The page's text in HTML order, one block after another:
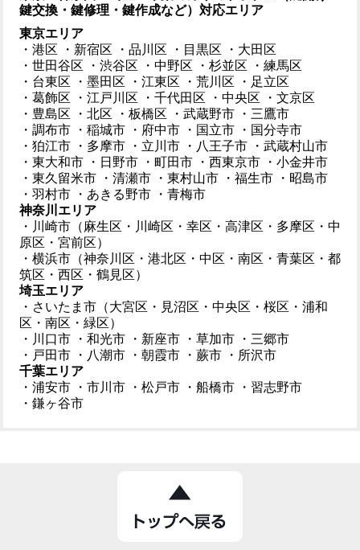
鍵交換・鍵修理・鍵作成など）対応エリア
東京エリア
・港区
・新宿区 ・品川区 ・目黒区
・大田区
・世田谷区
・渋谷区 ・中野区 ・杉並区
・練馬区
・台東区
・墨田区 ・江東区 ・荒川区
・足立区
・葛飾区
・江戸川区 ・千代田区 ・中央区
・文京区
・豊島区
・北区 ・板橋区 ・武蔵野市
・三鷹市
・調布市
・稲城市 ・府中市 ・国立市
・国分寺市
・狛江市
・多摩市 ・立川市 ・八王子市
・武蔵村山市
・東大和市
・日野市 ・町田市 ・西東京市
・小金井市
・東久留米市
・清瀬市 ・東村山市 ・福生市
・昭島市
・羽村市
・あきる野市
・青梅市
神奈川エリア
・川崎市（麻生区・川崎区・幸区・高津区・多摩区・中
原区・宮前区）
・横浜市（神奈川区・港北区・中区・南区・青葉区・都
筑区・西区・鶴見区）
埼玉エリア
・さいたま市（大宮区・見沼区・中央区・桜区・浦和
区・南区・緑区）
・川口市
・和光市 ・新座市 ・草加市
・三郷市
・戸田市
・八潮市 ・朝霞市 ・蕨市
・所沢市
千葉エリア
・浦安市
・市川市 ・松戸市 ・船橋市
・習志野市
・鎌ヶ谷市